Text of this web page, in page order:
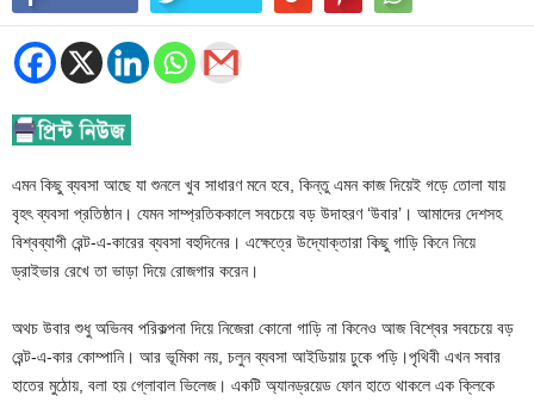
এমন কিছু ব্যবসা আছে যা শুনলে খুব সাধারণ মনে হবে, কিন্তু এমন কাজ দিয়েই গড়ে তোলা যায়
বৃহৎ ব্যবসা প্রতিষ্ঠান। যেমন সাম্প্রতিককালে সবচেয়ে বড় উদাহরণ ‘উবার’। আমাদের দেশসহ
বিশ্বব্যাপী রেন্ট-এ-কারের ব্যবসা বহুদিনের। এক্ষেত্রে উদ্যোক্তারা কিছু গাড়ি কিনে নিয়ে
ড্রাইভার রেখে তা ভাড়া দিয়ে রোজগার করেন।
অথচ উবার শুধু অভিনব পরিকল্পনা দিয়ে নিজেরা কোনো গাড়ি না কিনেও আজ বিশ্বের সবচেয়ে বড়
রেন্ট-এ-কার কোম্পানি। আর ভূমিকা নয়, চলুন ব্যবসা আইডিয়ায় ঢুকে পড়ি।পৃথিবী এখন সবার
হাতের মুঠোয়, বলা হয় গ্লোবাল ভিলেজ। একটি অ্যানড্রয়েড ফোন হাতে থাকলে এক ক্লিকে